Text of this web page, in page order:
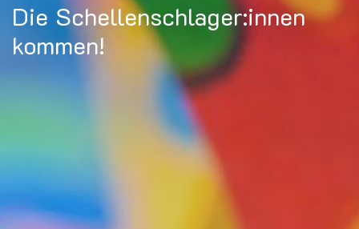
Die Schellenschlager:innen
kommen!